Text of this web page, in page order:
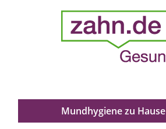
Mundhygiene zu Hause